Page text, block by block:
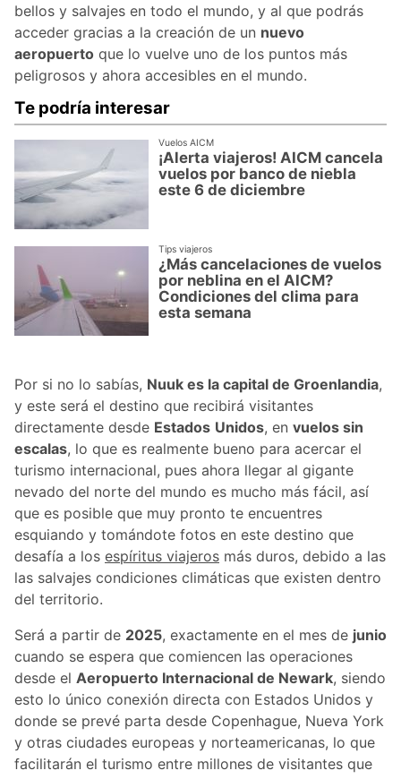
bellos y salvajes en todo el mundo, y al que podrás
acceder gracias a la creación de un nuevo
aeropuerto que lo vuelve uno de los puntos más
peligrosos y ahora accesibles en el mundo.
Te podría interesar
Vuelos AICM
¡Alerta viajeros! AICM cancela
vuelos por banco de niebla
este 6 de diciembre
Tips viajeros
¿Más cancelaciones de vuelos
por neblina en el AICM?
Condiciones del clima para
esta semana
Por si no lo sabías, Nuuk es la capital de Groenlandia,
y este será el destino que recibirá visitantes
directamente desde Estados Unidos, en vuelos sin
escalas, lo que es realmente bueno para acercar el
turismo internacional, pues ahora llegar al gigante
nevado del norte del mundo es mucho más fácil, así
que es posible que muy pronto te encuentres
esquiando y tomándote fotos en este destino que
desafía a los espíritus viajeros más duros, debido a las
las salvajes condiciones climáticas que existen dentro
del territorio.
Será a partir de 2025, exactamente en el mes de junio
cuando se espera que comiencen las operaciones
desde el Aeropuerto Internacional de Newark, siendo
esto lo único conexión directa con Estados Unidos y
donde se prevé parta desde Copenhague, Nueva York
y otras ciudades europeas y norteamericanas, lo que
facilitarán el turismo entre millones de visitantes que